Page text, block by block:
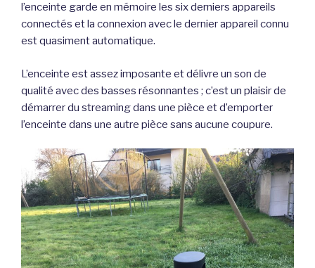
l’enceinte garde en mémoire les six derniers appareils
connectés et la connexion avec le dernier appareil connu
est quasiment automatique.
L’enceinte est assez imposante et délivre un son de
qualité avec des basses résonnantes ; c’est un plaisir de
démarrer du streaming dans une pièce et d’emporter
l’enceinte dans une autre pièce sans aucune coupure.